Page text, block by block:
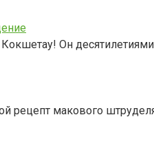
Он
рецепт макового